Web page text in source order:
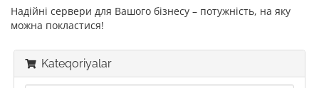
Надійні сервери для Вашого бізнесу – потужність, на яку
можна покластися!
Kateqoriyalar